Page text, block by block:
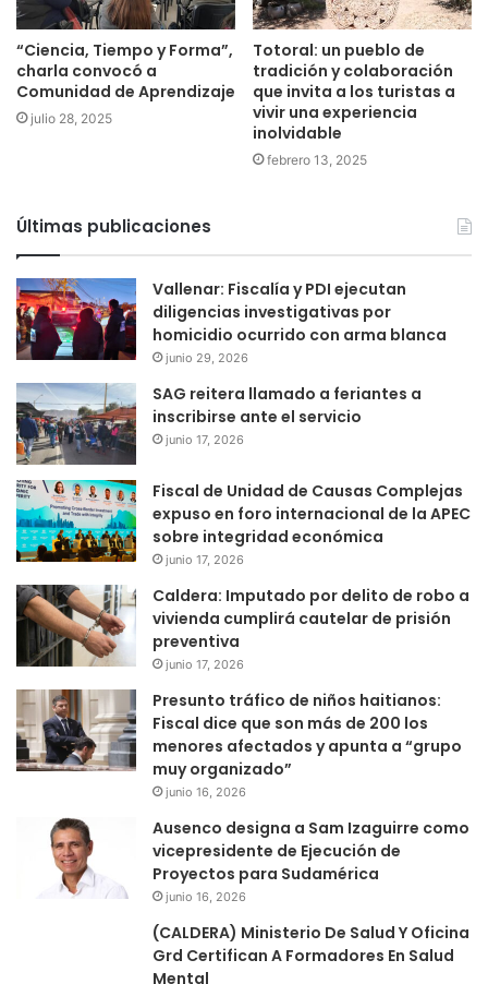
“Ciencia, Tiempo y Forma”,
charla convocó a
Comunidad de Aprendizaje
julio 28, 2025
Totoral: un pueblo de
tradición y colaboración
que invita a los turistas a
vivir una experiencia
inolvidable
febrero 13, 2025
Últimas publicaciones
Vallenar: Fiscalía y PDI ejecutan
diligencias investigativas por
homicidio ocurrido con arma blanca
junio 29, 2026
SAG reitera llamado a feriantes a
inscribirse ante el servicio
junio 17, 2026
Fiscal de Unidad de Causas Complejas
expuso en foro internacional de la APEC
sobre integridad económica
junio 17, 2026
Caldera: Imputado por delito de robo a
vivienda cumplirá cautelar de prisión
preventiva
junio 17, 2026
Presunto tráfico de niños haitianos:
Fiscal dice que son más de 200 los
menores afectados y apunta a “grupo
muy organizado”
junio 16, 2026
Ausenco designa a Sam Izaguirre como
vicepresidente de Ejecución de
Proyectos para Sudamérica
junio 16, 2026
(CALDERA) Ministerio De Salud Y Oficina
Grd Certifican A Formadores En Salud
Mental